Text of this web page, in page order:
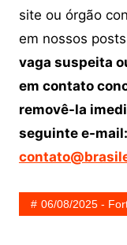
site ou órgão
em nossos
vaga suspeita
em contato
removê-la
seguinte e-mail:
06/08/2025 -